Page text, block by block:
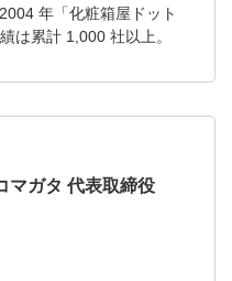
年「化粧箱屋ドット
は累計 1,000 社以上。
マガタ 代表取締役